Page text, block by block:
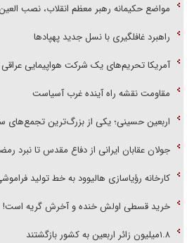
مواضع حکیمانه رهبر معظم انقلاب، نصب
راهبرد غافلگیری با نسل جدید پهپاد‌ها
آمریکا تحریم‌های یک شرکت هواپیمایی عراقی
مقاومت نقشه راه آینده غرب آسیاست
اربعین حسینی؛ یکی از بزرگ‌ترین تجمع‌های
جولان عقابان ایرانی از دفاع مقدس تا نبرد
کارخانه رؤیاسازی هالیوود به خط تولید
خرید قسطی اولش خنده و آخرش گریه است!
۱.۸میلیون زائر اربعین به کشور بازگشتند